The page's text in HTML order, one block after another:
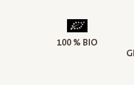
100 % BIO